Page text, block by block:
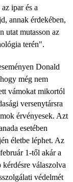
ipar és a
annak érdekében,
utat mutasson az
terén".
Donald
még nem
vámokat mikortól
versenytársra
érvényesek. Azt
esetében
életbe léphet. Az
1-től akár a
válaszolva
védelmét